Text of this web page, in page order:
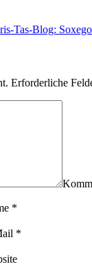
Blog:
Erforderliche
*
*